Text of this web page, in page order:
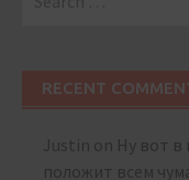
RECENT
Justin on Ну вот в
положит всем